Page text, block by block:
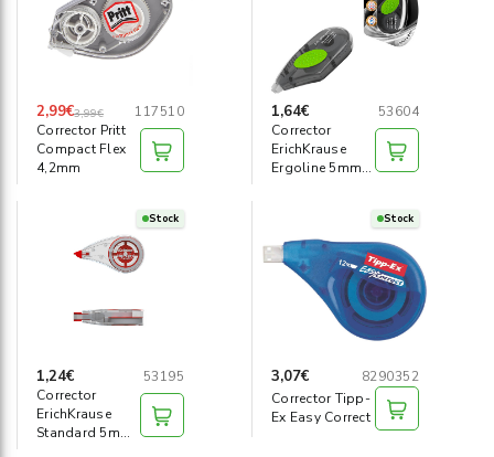
Mobiliario ›
Seguridad ›
2,99€3,99€
117510
Corrector Pritt
Compact Flex
4,2mm
1,64€
53604
Corrector
ErichKrause
Ergoline 5mm x
Stock
1,24€
53195
Corrector
ErichKrause
Standard 5mm
Stock
3,07€
8290352
Corrector Tipp-
Ex Easy Correct